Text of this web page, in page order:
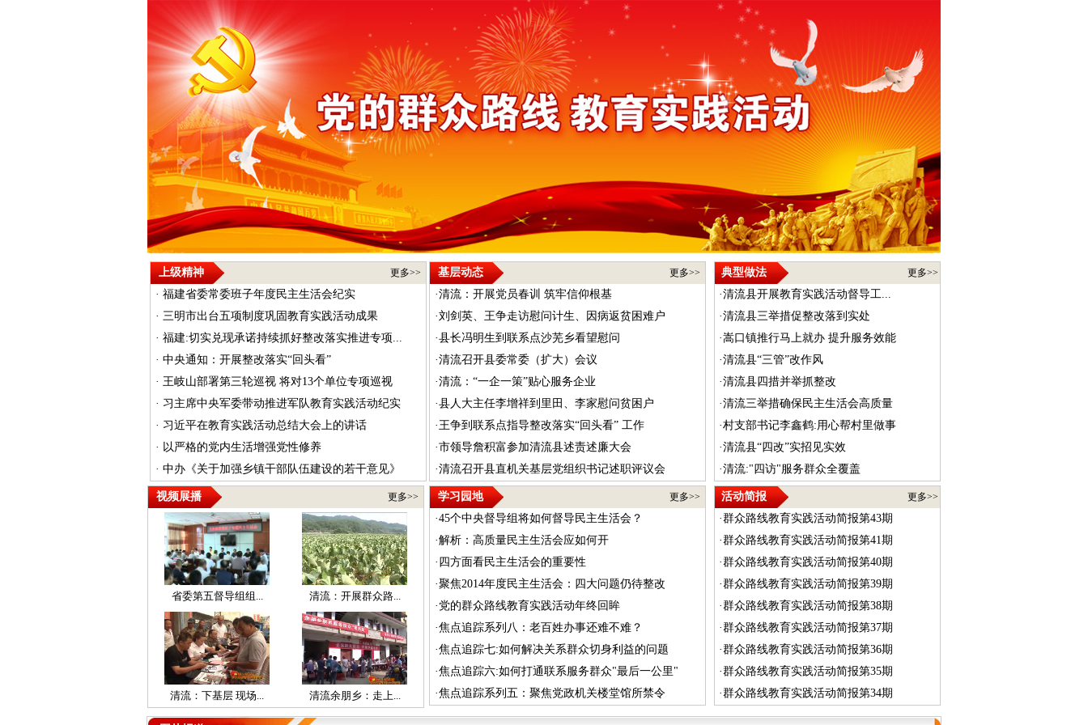
上级精神 更多>>
· 福建省委常委班子年度民主生活会纪实
· 三明市出台五项制度巩固教育实践活动成果
· 福建:切实兑现承诺持续抓好整改落实推进专项...
· 中央通知：开展整改落实“回头看”
· 王岐山部署第三轮巡视 将对13个单位专项巡视
· 习主席中央军委带动推进军队教育实践活动纪实
· 习近平在教育实践活动总结大会上的讲话
· 以严格的党内生活增强党性修养
· 中办《关于加强乡镇干部队伍建设的若干意见》
基层动态 更多>>
·清流：开展党员春训 筑牢信仰根基
·刘剑英、王争走访慰问计生、因病返贫困难户
·县长冯明生到联系点沙芜乡看望慰问
·清流召开县委常委（扩大）会议
·清流：“一企一策”贴心服务企业
·县人大主任李增祥到里田、李家慰问贫困户
·王争到联系点指导整改落实“回头看” 工作
·市领导詹积富参加清流县述责述廉大会
·清流召开县直机关基层党组织书记述职评议会
视频展播 更多>>
省委第五督导组组... 清流：开展群众路...
清流：下基层 现场... 清流余朋乡：走上...
学习园地 更多>>
·45个中央督导组将如何督导民主生活会？
·解析：高质量民主生活会应如何开
· 四方面看民主生活会的重要性
·聚焦2014年度民主生活会：四大问题仍待整改
· 党的群众路线教育实践活动年终回眸
·焦点追踪系列八：老百姓办事还难不难？
·焦点追踪七:如何解决关系群众切身利益的问题
·焦点追踪六:如何打通联系服务群众"最后一公里"
·焦点追踪系列五：聚焦党政机关楼堂馆所禁令
典型做法 更多>>
·清流县开展教育实践活动督导工...
·清流县三举措促整改落到实处
·嵩口镇推行马上就办 提升服务效能
·清流县“三管”改作风
·清流县四措并举抓整改
·清流三举措确保民主生活会高质量
·村支部书记李鑫鹤:用心帮村里做事
·清流县“四改”实招见实效
·清流:"四访"服务群众全覆盖
活动简报 更多>>
·群众路线教育实践活动简报第43期
·群众路线教育实践活动简报第41期
·群众路线教育实践活动简报第40期
·群众路线教育实践活动简报第39期
·群众路线教育实践活动简报第38期
·群众路线教育实践活动简报第37期
·群众路线教育实践活动简报第36期
·群众路线教育实践活动简报第35期
·群众路线教育实践活动简报第34期